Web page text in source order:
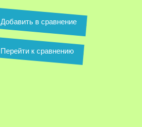
Добавить в сравнение
Перейти к сравнению